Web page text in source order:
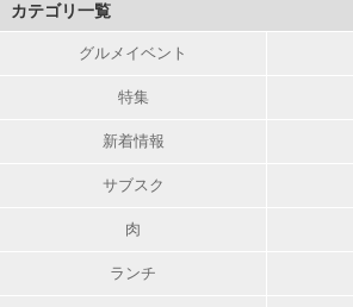
カテゴリ一覧
グルメイベント
特集
新着情報
サブスク
肉
ランチ